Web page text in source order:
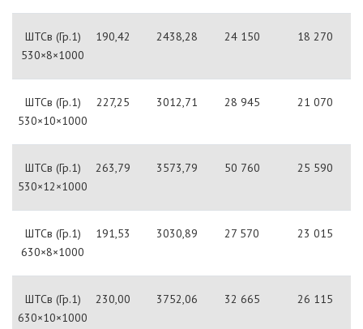
ШТСв (Гр.1)
530×8×1000
190,42 2438,28 24 150 18 270
ШТСв (Гр.1)
530×10×1000
227,25 3012,71 28 945 21 070
ШТСв (Гр.1)
530×12×1000
263,79 3573,79 50 760 25 590
ШТСв (Гр.1)
630×8×1000
191,53 3030,89 27 570 23 015
ШТСв (Гр.1)
630×10×1000
230,00 3752,06 32 665 26 115